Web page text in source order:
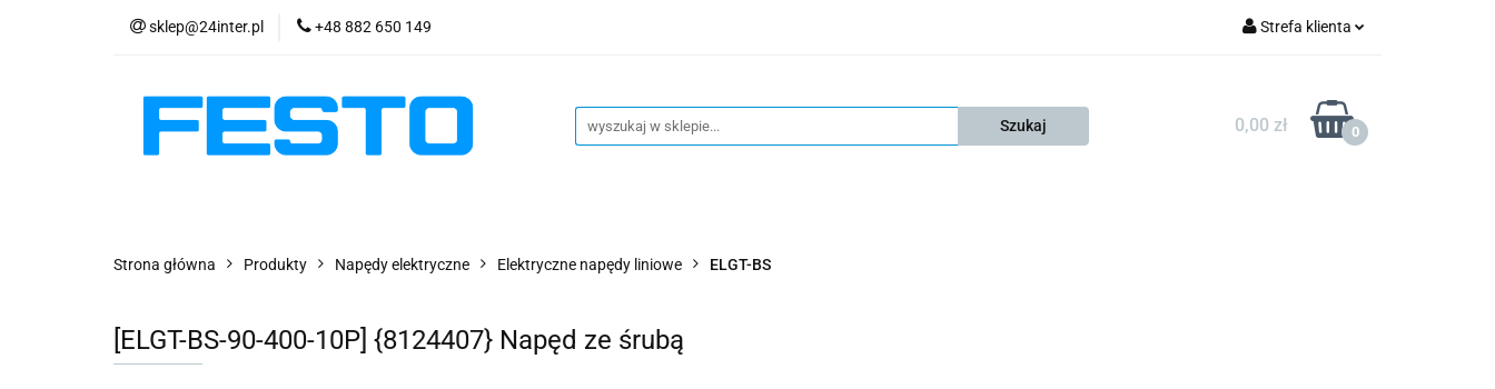
sklep@24inter.pl +48 882 650 149 Strefa klienta
Zarejestruj się
Dodaj zgłoszenie
0,00 zł 0
PRODUKTY
AKTUALNOŚCI KONTAKT KSP
Strona główna Produkty Napędy elektryczne Elektryczne napędy liniowe ELGT-BS
[ELGT-BS-90-400-10P] {8124407} Napęd ze śrubą